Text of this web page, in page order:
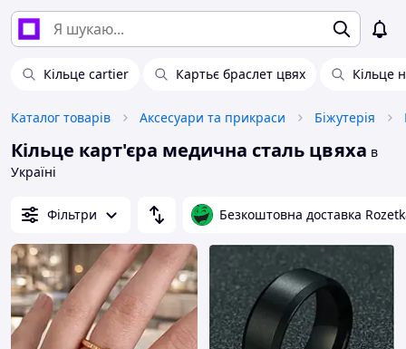
Кільце cartier Картьє браслет цвях Кільце
Каталог товарів Аксесуари та прикраси Біжутерія
Кільце карт'єра медична сталь цвяха в
Україні
Фільтри Безкоштовна доставка